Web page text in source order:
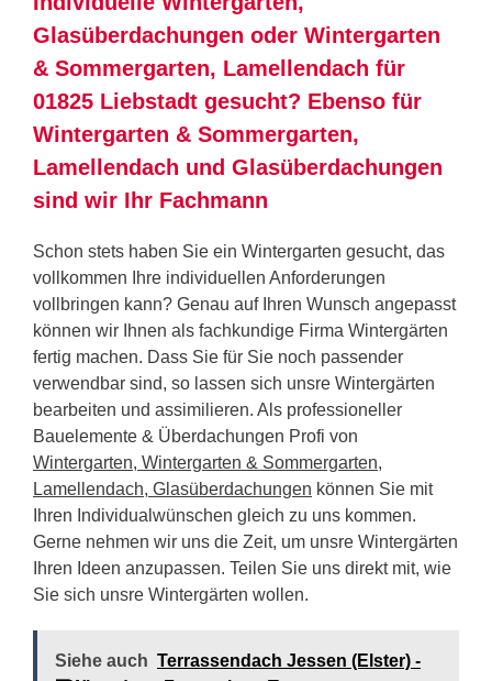
Glasüberdachungen oder Wintergarten
& Sommergarten, Lamellendach für
01825 Liebstadt gesucht? Ebenso für
Wintergarten & Sommergarten,
Lamellendach und Glasüberdachungen
sind wir Ihr Fachmann
Schon stets haben Sie ein Wintergarten gesucht, das
vollkommen Ihre individuellen Anforderungen
vollbringen kann? Genau auf Ihren Wunsch angepasst
können wir Ihnen als fachkundige Firma Wintergärten
fertig machen. Dass Sie für Sie noch passender
verwendbar sind, so lassen sich unsre Wintergärten
bearbeiten und assimilieren. Als professioneller
Bauelemente & Überdachungen Profi von
Wintergarten, Wintergarten & Sommergarten,
Lamellendach, Glasüberdachungen können Sie mit
Ihren Individualwünschen gleich zu uns kommen.
Gerne nehmen wir uns die Zeit, um unsre Wintergärten
Ihren Ideen anzupassen. Teilen Sie uns direkt mit, wie
Sie sich unsre Wintergärten wollen.
Siehe auch Terrassendach Jessen (Elster) -